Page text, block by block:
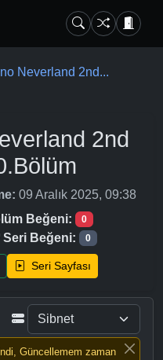
Neverland 2nd...
2nd
09 Aralık 2025, 09:38
Beğeni: 0
Seri Beğeni: 0
Seri Sayfası
Güncellemem zaman